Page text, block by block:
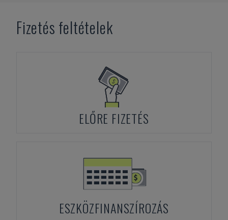
Fizetés feltételek
ELŐRE FIZETÉS
ESZKÖZFINANSZÍROZÁS